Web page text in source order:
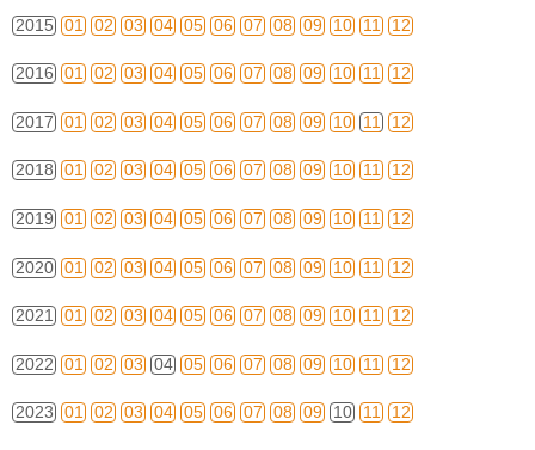
2015 01 02 03 04 05 06 07 08 09 10 11 12
2016 01 02 03 04 05 06 07 08 09 10 11 12
2017 01 02 03 04 05 06 07 08 09 10 11 12
2018 01 02 03 04 05 06 07 08 09 10 11 12
2019 01 02 03 04 05 06 07 08 09 10 11 12
2020 01 02 03 04 05 06 07 08 09 10 11 12
2021 01 02 03 04 05 06 07 08 09 10 11 12
2022 01 02 03 04 05 06 07 08 09 10 11 12
2023 01 02 03 04 05 06 07 08 09 10 11 12